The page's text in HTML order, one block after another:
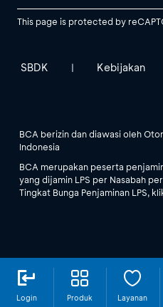
Login Produk Layanan
This page is protected by
SBDK | Kebijakan
BCA berizin dan diawasi oleh
Indonesia
BCA merupakan peserta
yang dijamin LPS per Nasabah
Tingkat Bunga Penjaminan LPS,